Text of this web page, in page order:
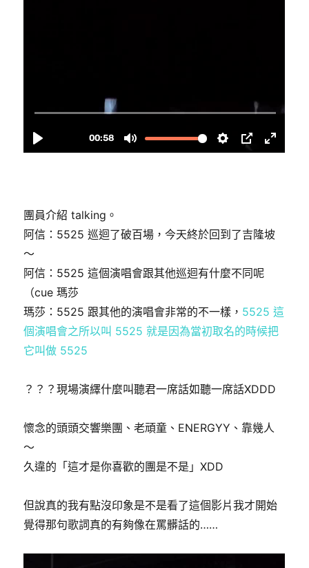
團員介紹 talking。
阿信：5525 巡迴了破百場，今天終於回到了吉隆坡
～
阿信：5525 這個演唱會跟其他巡迴有什麼不同呢
（cue 瑪莎
瑪莎：5525 跟其他的演唱會非常的不一樣， 5525 這
個演唱會之所以叫 5525 就是因為當初取名的時候把
它叫做 5525
？？？現場演繹什麼叫聽君一席話如聽一席話XDDD
懷念的頭頭交響樂團、老頑童、ENERGYY、靠幾人
～
久違的「這才是你喜歡的團是不是」XDD
但說真的我有點沒印象是不是看了這個影片我才開始
覺得那句歌詞真的有夠像在罵髒話的……